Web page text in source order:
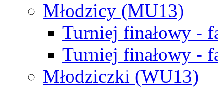
Młodzicy (MU13)
Turniej finałowy -
Turniej finałowy -
Młodziczki (WU13)